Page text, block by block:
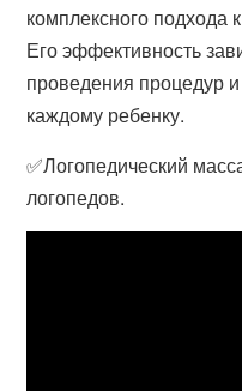
комплексного подхода
Его эффективность
проведения процедур
каждому ребенку.
✅Логопедический
логопедов.